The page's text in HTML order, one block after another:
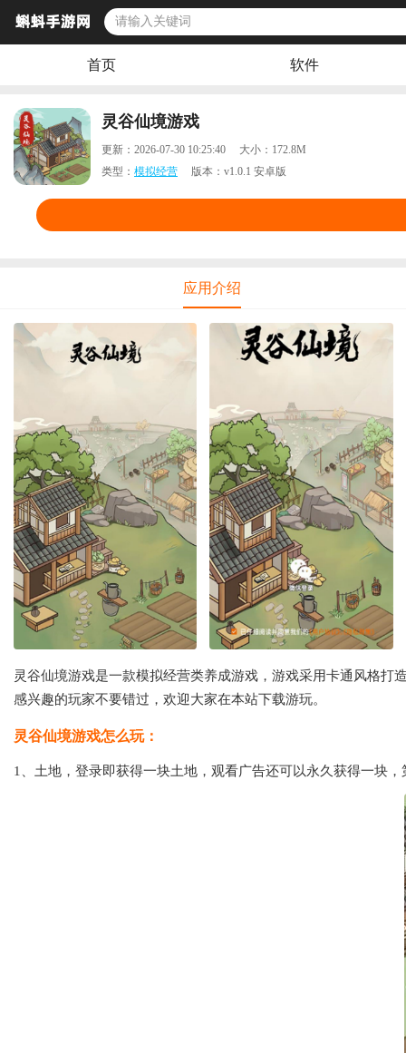
首页 软件
灵谷仙境游戏
更新： 2026-07-30 10:25:40 大小： 172.8M
类型： 模拟经营 版本： v1.0.1 安卓版
应用介绍
灵谷仙境游戏是一款模拟经营类养成游戏，游戏采用卡通风格
感兴趣的玩家不要错过，欢迎大家在本站下载游玩。
灵谷仙境游戏怎么玩：
1、土地，登录即获得一块土地，观看广告还可以永久获得一块